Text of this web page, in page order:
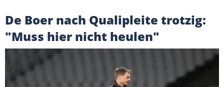
De Boer nach Qualipleite trotzig:
"Muss hier nicht heulen"